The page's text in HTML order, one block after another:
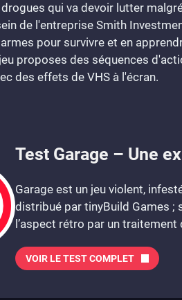
qui va devoir lutter
de l'entreprise Smith
pour survivre et en
proposes des séquences
des effets de VHS à l'écran.
Test Garage – Une
Garage est un jeu violent,
distribué par tinyBuild Games ;
l’aspect rétro par un traitement
VOIR LE TEST COMPLET